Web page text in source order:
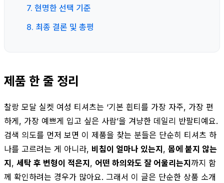
7. 현명한 선택 기준
8. 최종 결론 및 총평
제품 한 줄 정리
찰랑 모달 실켓 여성 티셔츠는 ‘기본 흰티를 가장 자주, 가장 편
하게, 가장 예쁘게 입고 싶은 사람’을 겨냥한 데일리 반팔티예요.
검색 의도를 먼저 보면 이 제품을 찾는 분들은 단순히 티셔츠 하
나를 고르려는 게 아니라, 비침이 얼마나 있는지, 몸에 붙지 않는
지, 세탁 후 변형이 적은지, 어떤 하의와도 잘 어울리는지까지 함
께 확인하려는 경우가 많아요. 그래서 이 글은 단순한 상품 소개